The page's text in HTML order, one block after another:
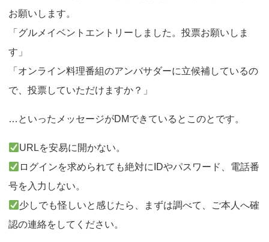
お願いします。
「グルメイベントエントリーしました。投票お願いしま
す」
「オンライン料理番組のアンバサダーに立候補しているの
で、投票していただけますか？」
…といったメッセージがDMできているとこのとです。
URLを安易に開かない。
ログインを求められても絶対にIDやパスワード、電話番
号を入力しない。
少しでも怪しいと感じたら、まずは調べて、ご本人へ確
認の連絡をしてください。